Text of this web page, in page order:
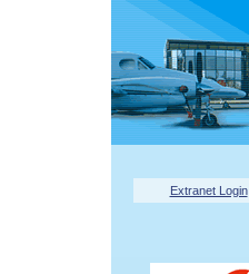
Extranet Login